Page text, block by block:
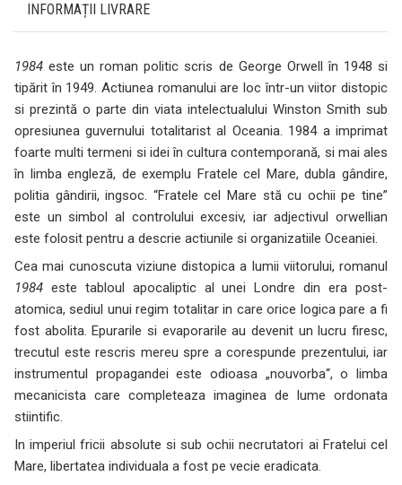
INFORMAȚII LIVRARE
1984 este un roman politic scris de George Orwell în 1948 si
tipărit în 1949. Actiunea romanului are loc într-un viitor distopic
si prezintă o parte din viata intelectualului Winston Smith sub
opresiunea guvernului totalitarist al Oceania. 1984 a imprimat
foarte multi termeni si idei în cultura contemporană, si mai ales
în limba engleză, de exemplu Fratele cel Mare, dubla gândire,
politia gândirii, ingsoc. “Fratele cel Mare stă cu ochii pe tine”
este un simbol al controlului excesiv, iar adjectivul orwellian
este folosit pentru a descrie actiunile si organizatiile Oceaniei.
Cea mai cunoscuta viziune distopica a lumii viitorului, romanul
1984 este tabloul apocaliptic al unei Londre din era post-
atomica, sediul unui regim totalitar in care orice logica pare a fi
fost abolita. Epurarile si evaporarile au devenit un lucru firesc,
trecutul este rescris mereu spre a corespunde prezentului, iar
instrumentul propagandei este odioasa „nouvorba“, o limba
mecanicista care completeaza imaginea de lume ordonata
stiintific.
In imperiul fricii absolute si sub ochii necrutatori ai Fratelui cel
Mare, libertatea individuala a fost pe vecie eradicata.